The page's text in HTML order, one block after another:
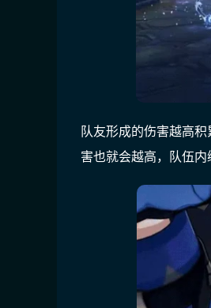
队友形成的伤害越高
害也就会越高，队伍内